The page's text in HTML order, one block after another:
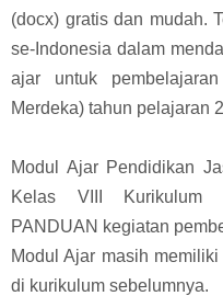
(docx) gratis dan mudah.
se-Indonesia dalam
ajar untuk
Merdeka) tahun pelajaran
Modul Ajar Pendidikan
Kelas VIII Kurikulum
PANDUAN kegiatan
Modul Ajar masih
di kurikulum sebelumnya.